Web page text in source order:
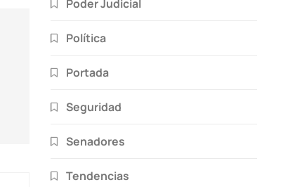
Poder Judicial
Política
Portada
Seguridad
Senadores
Tendencias